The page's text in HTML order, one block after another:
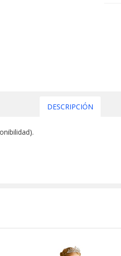
DESCRIPCIÓN